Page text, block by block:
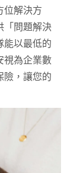
位解決方
「問題解決
能以最低的
視為企業數
險，讓您的